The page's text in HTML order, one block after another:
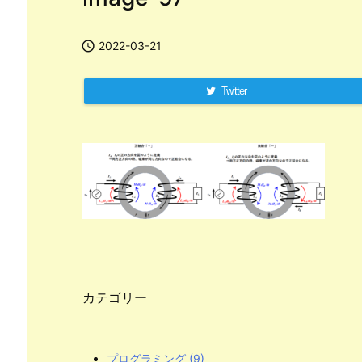
 2022-03-21
Twitter
カテゴリー
プログラミング (9)